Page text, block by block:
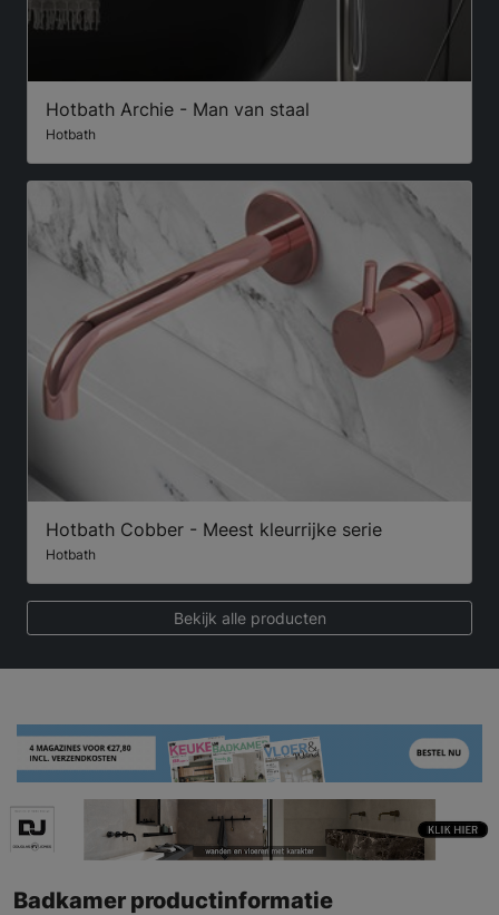
Hotbath Archie - Man van staal
Hotbath
Hotbath Cobber - Meest kleurrijke serie
Hotbath
Bekijk alle producten
Badkamer productinformatie